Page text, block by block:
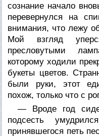
сознание начало
перевернулся на
внимания, что лежу
Мой взгляд
пресловутыми
которому ходили
букеты цветов.
были руки, этот
похож, только что с
— Вроде год
подсесть
принявшегося петь